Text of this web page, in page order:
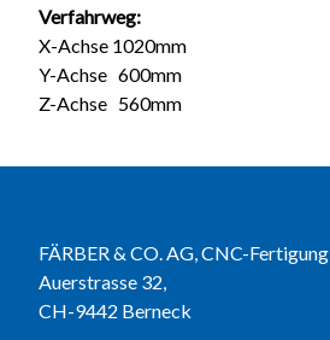
Verfahrweg:
X-Achse 1020mm
Y-Achse 600mm
Z-Achse 560mm
FÄRBER & CO. AG, CNC-Fertigung
Auerstrasse 32,
CH-9442 Berneck